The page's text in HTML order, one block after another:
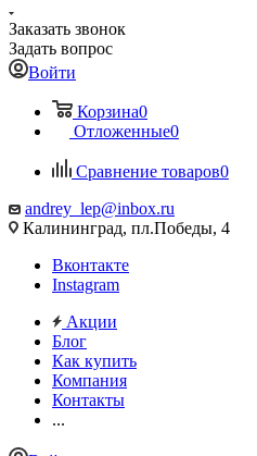
Заказать звонок
Задать вопрос
Войти
Корзина0
Отложенные0
Сравнение товаров0
andrey_lep@inbox.ru
Калининград, пл.Победы, 4
Вконтакте
Instagram
Акции
Блог
Как купить
Компания
Контакты
...